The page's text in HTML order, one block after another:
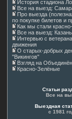
История стадиона
Все на выезд:
Про выезда
по покупке билетов и
Как мы стали
Все на выезд: Казань
Интервью с
движения
О старых-добрых
"Викингов"
Взгляд на
Красно-Зелёные
Статьи
Все на
Выездная
с 1981